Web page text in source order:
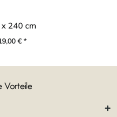
240 cm
€ *
Vorteile